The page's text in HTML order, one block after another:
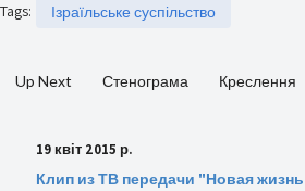
Tags: Ізраїльське суспільство
Up Next Стенограма Креслення
19 квіт 2015 р.
Клип из ТВ передачи "Новая